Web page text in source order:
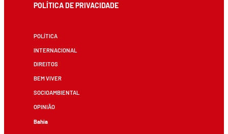
POLÍTICA DE PRIVACIDADE
POLÍTICA
INTERNACIONAL
DIREITOS
BEM VIVER
SOCIOAMBIENTAL
OPINIÃO
Bahia